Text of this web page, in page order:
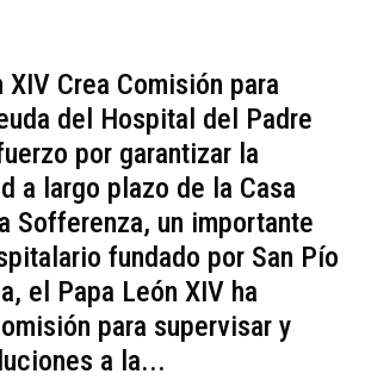
XIV Crea Comisión para
del Hospital del Padre
por garantizar la
a largo plazo de la Casa
Sofferenza, un importante
fundado por San Pío
el Papa León XIV ha
para supervisar y
a la...